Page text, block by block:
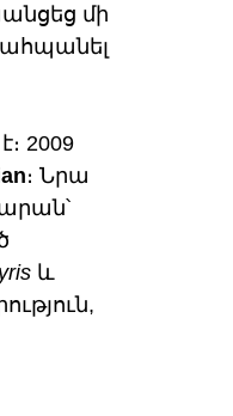
մի
2009
։ Նրա
և